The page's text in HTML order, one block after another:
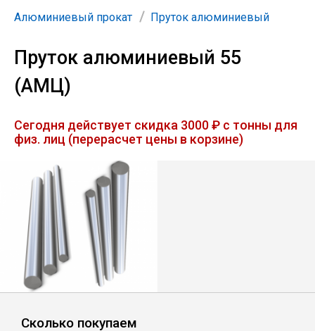
Арматура
Труба профильная
Лист
Уголок
Балка
Швеллер
Алюминиевый прокат Пруток алюминиевый
Пруток алюминиевый 55
(АМЦ)
Сегодня действует скидка 3000 ₽ с тонны для
физ. лиц (перерасчет цены в корзине)
Сколько покупаем